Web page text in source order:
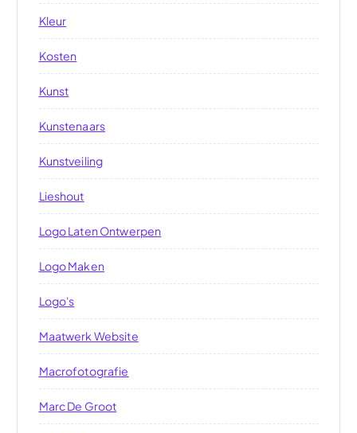
Kleur
Kosten
Kunst
Kunstenaars
Kunstveiling
Lieshout
Logo Laten Ontwerpen
Logo Maken
Logo's
Maatwerk Website
Macrofotografie
Marc De Groot